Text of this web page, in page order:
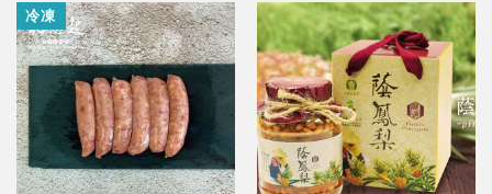
冷凍